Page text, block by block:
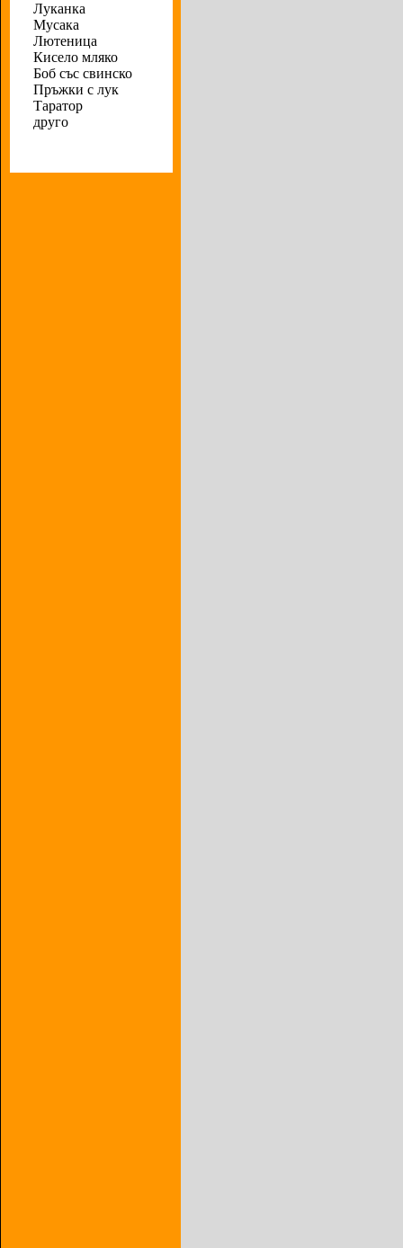
Луканка
Мусака
Лютеница
Кисело мляко
Боб със свинско
Пръжки с лук
Таратор
друго